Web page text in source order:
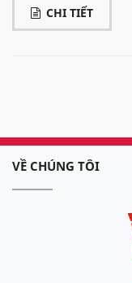
CHI TIẾT
VỀ CHÚNG TÔI